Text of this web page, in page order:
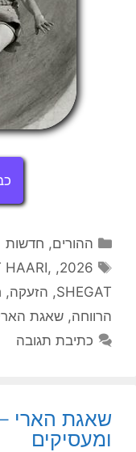
קטגוריות
ההורים, חדשות
תגיות
2026
,
HAARI,
SHEGAT
, הזעקה,
הרווחה, שאגת
כתיבת תגובה
שאגת הארי –
ומעסיקים